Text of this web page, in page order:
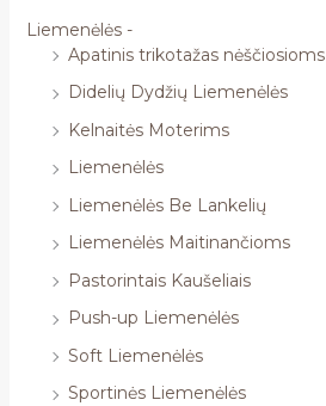
Liemenėlės -
Apatinis trikotažas nėščiosioms
Didelių Dydžių Liemenėlės
Kelnaitės Moterims
Liemenėlės
Liemenėlės Be Lankelių
Liemenėlės Maitinančioms
Pastorintais Kaušeliais
Push-up Liemenėlės
Soft Liemenėlės
Sportinės Liemenėlės